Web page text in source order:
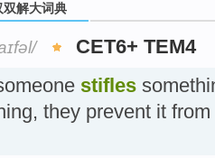
双解大词典
CET6+ TEM4
stifles
they prevent it